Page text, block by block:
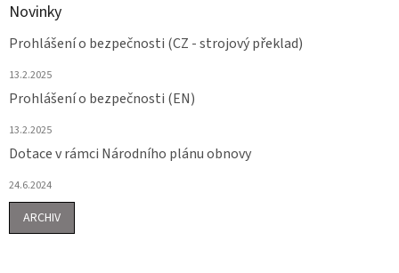
Novinky
Prohlášení o bezpečnosti (CZ - strojový překlad)
13.2.2025
Prohlášení o bezpečnosti (EN)
13.2.2025
Dotace v rámci Národního plánu obnovy
24.6.2024
ARCHIV